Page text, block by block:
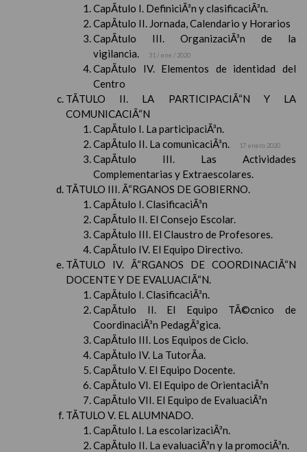
CapÃ­tulo I. DefiniciÃ³n y clasificaciÃ³n.
CapÃ­tulo II. Jornada, Calendario y Horarios
CapÃ­tulo III. OrganizaciÃ³n de la
vigilancia.
31 / ene / 2020
CapÃ­tulo IV. Elementos de identidad del
Centro
TÃTULO II. LA PARTICIPACIÃ“N Y LA
COMUNICACIÃ“N
CapÃ­tulo I. La participaciÃ³n.
CapÃ­tulo II. La comunicaciÃ³n.
17 enero 2020
CapÃ­tulo III. Las Actividades
Complementarias y Extraescolares.
TÃTULO III. Ã“RGANOS DE GOBIERNO.
CapÃ­tulo I. ClasificaciÃ³n
CapÃ­tulo II. El Consejo Escolar.
CapÃ­tulo III. El Claustro de Profesores.
CapÃ­tulo IV. El Equipo Directivo.
TÃTULO IV. Ã“RGANOS DE COORDINACIÃ“N
DOCENTE Y DE EVALUACIÃ“N.
CapÃ­tulo I. ClasificaciÃ³n.
CapÃ­tulo II. El Equipo TÃ©cnico de
CoordinaciÃ³n PedagÃ³gica.
CapÃ­tulo III. Los Equipos de Ciclo.
CapÃ­tulo IV. La TutorÃ­a.
CapÃ­tulo V. El Equipo Docente.
CapÃ­tulo VI. El Equipo de OrientaciÃ³n
CapÃ­tulo VII. El Equipo de EvaluaciÃ³n
TÃTULO V. EL ALUMNADO.
CapÃ­tulo I. La escolarizaciÃ³n.
CapÃ­tulo II. La evaluaciÃ³n y la promociÃ³n.